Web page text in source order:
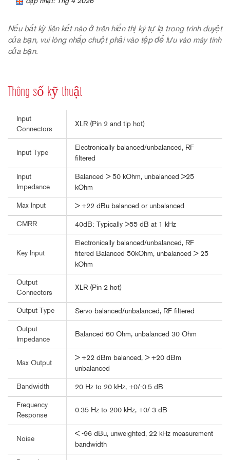
Nếu bất kỳ liên kết nào ở trên hiển thị ký tự lạ trong trình duyệt
của bạn, vui lòng nhấp chuột phải vào tệp để lưu vào máy tính
của bạn.
Thông số kỹ thuật
Input
Connectors
XLR (Pin 2 and tip hot)
Input Type
Electronically balanced/unbalanced, RF
filtered
Input
Impedance
Balanced > 50 kOhm, unbalanced >25
kOhm
Max Input > +22 dBu balanced or unbalanced
CMRR 40dB: Typically >55 dB at 1 kHz
Key Input
Electronically balanced/unbalanced, RF
fitered Balanced 50kOhm, unbalanced > 25
kOhm
Output
Connectors
XLR (Pin 2 hot)
Output Type Servo-balanced/unbalanced, RF filtered
Output
Impedance
Balanced 60 Ohm, unbalanced 30 Ohm
Max Output
> +22 dBm balanced, > +20 dBm
unbalanced
Bandwidth 20 Hz to 20 kHz, +0/-0.5 dB
Frequency
Response
0.35 Hz to 200 kHz, +0/-3 dB
Noise
< -96 dBu, unweighted, 22 kHz measurement
bandwidth